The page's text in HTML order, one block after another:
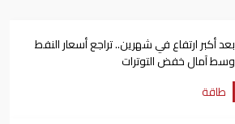
بعد أكبر ارتفاع في شهرين.. تراجع أسعار النفط
وسط آمال خفض التوترات
طاقة